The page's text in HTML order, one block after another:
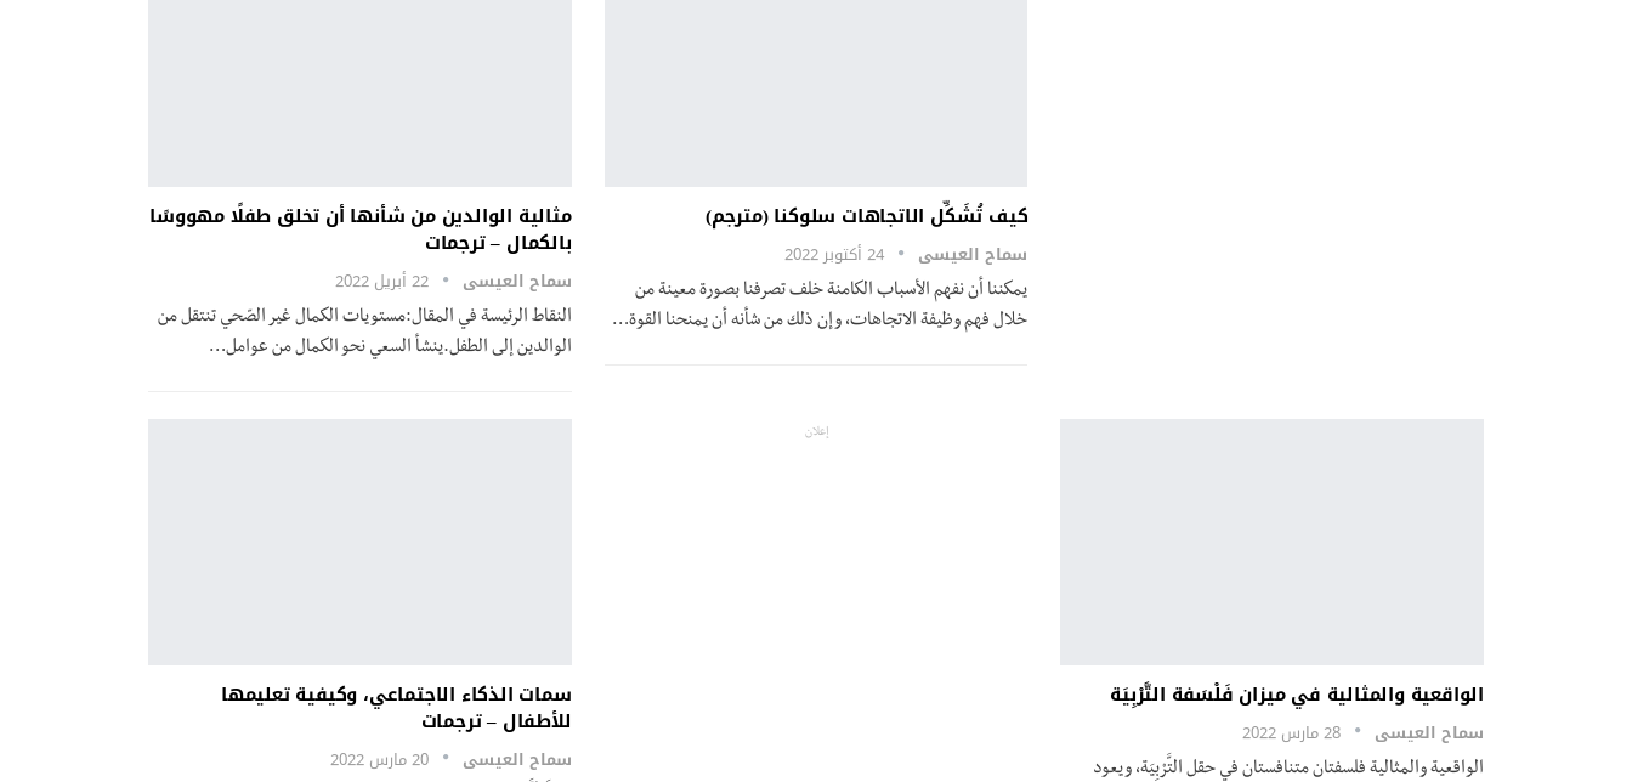
كيف تُشَكِّل الاتجاهات سلوكنا (مترجم)
سماح العيسى 24 أكتوبر 2022
يمكننا أن نفهم الأسباب الكامنة خلف تصرفنا بصورة معينة من
خلال فهم وظيفة الاتجاهات، وإن ذلك من شأنه أن يمنحنا القوة…
مثالية الوالدين من شأنها أن تخلق طفلًا مهووسًا
بالكمال – ترجمات
سماح العيسى 22 أبريل 2022
النقاط الرئيسة في المقال:مستويات الكمال غير الصّحي تنتقل من
الوالدين إلى الطفل.ينشأ السعي نحو الكمال من عوامل…
الواقعية والمثالية في ميزان فَلْسَفة التَّرْبِيَة
سماح العيسى 28 مارس 2022
الواقعية والمثالية فلسفتان متنافستان في حقل التَّرْبِيَة، ويعود
إعلان
سمات الذكاء الاجتماعي، وكيفية تعليمها
للأطفال – ترجمات
سماح العيسى 20 مارس 2022